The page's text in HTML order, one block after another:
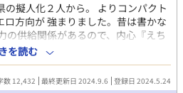
擬人化２人から。 よりコンパクト
方向が 強まりました。昔は書かな
の供給関係があるので、内心『えち
で、これからもアホエロに書くと思
す。 三千院 楓（見た目アラサー）
ｋｇ ちょっと、人には言えない任に
。大概は結わえている。 長生きし過
を読む
数 12,432 最終更新日 2024.9.6 登録日 2024.5.24